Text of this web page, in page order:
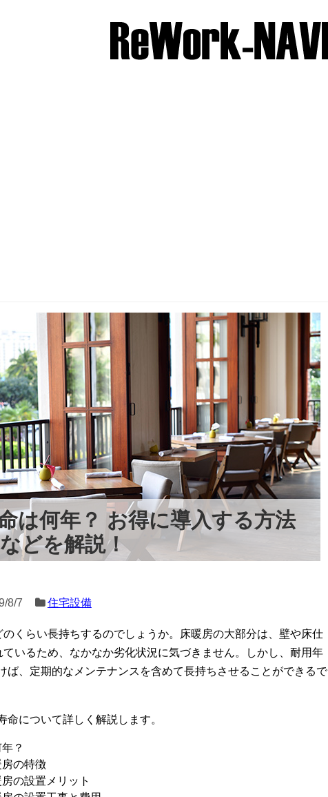
は何年？ お得に導入する方法
どを解説！
8/7 住宅設備
のくらい長持ちするのでしょうか。床暖房の大部分は、壁や床仕
ているため、なかなか劣化状況に気づきません。しかし、耐用年
ば、定期的なメンテナンスを含めて長持ちさせることができるで
命について詳しく解説します。
？
の特徴
の設置メリット